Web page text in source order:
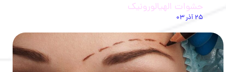
حشوات الهيالورونيك
۲۵ آذر ۰۳